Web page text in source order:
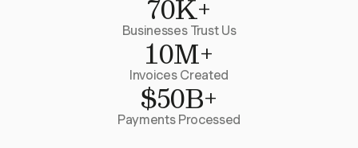
70K+
Businesses Trust Us
10M+
Invoices Created
$50B+
Payments Processed